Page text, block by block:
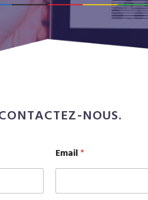
NOUS.
Email*